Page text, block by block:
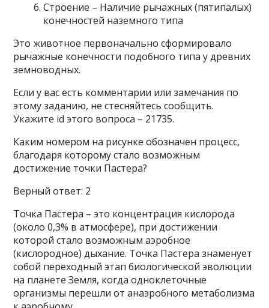
Строение – Наличие рычажных (пятипалых)
конечностей наземного типа
Это животное первоначально сформировало
рычажные конечности подобного типа у древних
земноводных.
Если у вас есть комментарии или замечания по
этому заданию, не стесняйтесь сообщить.
Укажите id этого вопроса – 21735.
Каким номером на рисунке обозначен процесс,
благодаря которому стало возможным
достижение точки Пастера?
Верный ответ: 2
Точка Пастера – это концентрация кислорода
(около 0,3% в атмосфере), при достижении
которой стало возможным аэробное
(кислородное) дыхание. Точка Пастера знаменует
собой переходный этап биологической эволюции
на планете Земля, когда одноклеточные
организмы перешли от анаэробного метаболизма